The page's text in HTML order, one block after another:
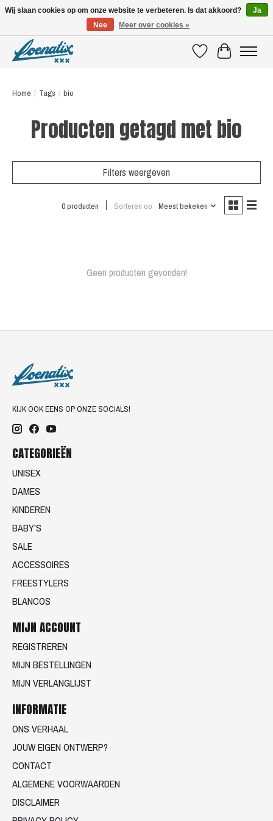
VerlanglijstWinkelwagen
Home / Tags / bio
Producten getagd met bio
Filters weergeven
0 producten Sorteren op Meest bekeken
Geen producten gevonden!
KIJK OOK EENS OP ONZE SOCIALS!
CATEGORIEËN
UNISEX
DAMES
KINDEREN
BABY'S
SALE
ACCESSOIRES
FREESTYLERS
BLANCOS
MIJN ACCOUNT
REGISTREREN
MIJN BESTELLINGEN
MIJN VERLANGLIJST
INFORMATIE
ONS VERHAAL
JOUW EIGEN ONTWERP?
CONTACT
ALGEMENE VOORWAARDEN
DISCLAIMER
Wij slaan cookies op om onze website te verbeteren. Is dat akkoord?
Ja
Nee
Meer over cookies »